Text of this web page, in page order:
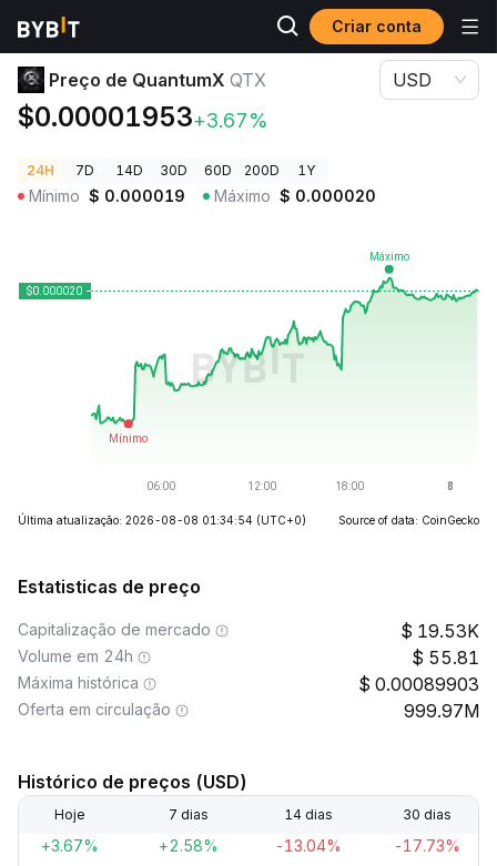
Criar conta
Preços de Criptomoedas Preço de QuantumX QTX
Preço de QuantumX QTX
$0.00001953+3.67%
USD
24H 7D 14D 30D 60D 200D 1Y
Mínimo $ 0.000019 Máximo $ 0.000020
Última atualização: 2026-08-08 01:34:54 (UTC+0) Source of data: CoinGecko
Estatisticas de preço
Capitalização de mercado 19.53K
Volume em 24h 55.81
Máxima histórica 0.00089903
Oferta em circulação 999.97M
Histórico de preços (USD)
Hoje 7 dias 14 dias 30 dias
+3.67% +2.58% -13.04% -17.73%